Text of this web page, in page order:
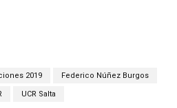
2019 Federico Núñez Burgos
UCR Salta